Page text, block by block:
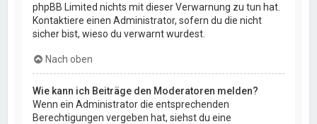
phpBB Limited nichts mit dieser Verwarnung zu tun hat.
Kontaktiere einen Administrator, sofern du die nicht
sicher bist, wieso du verwarnt wurdest.
Nach oben
Wie kann ich Beiträge den Moderatoren melden?
Wenn ein Administrator die entsprechenden
Berechtigungen vergeben hat, siehst du eine